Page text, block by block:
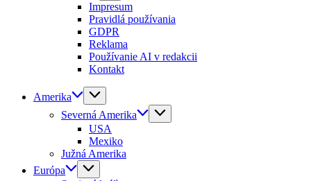
Impresum
Pravidlá používania
GDPR
Reklama
Používanie AI v redakcii
Kontakt
Amerika
Severná Amerika
USA
Mexiko
Južná Amerika
Európa